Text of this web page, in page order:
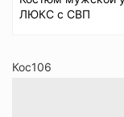
ЛЮКС с СВП
Кос106